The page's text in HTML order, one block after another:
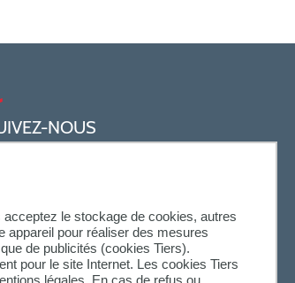
le stockage de cookies, autres
appareil pour réaliser des mesures
de publicités (cookies Tiers).
pour le site Internet. Les cookies Tiers
légales. En cas de refus ou
NOUS